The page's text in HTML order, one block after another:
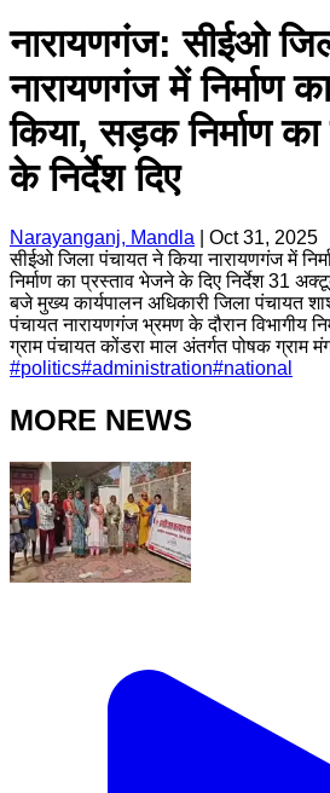
नारायणगंज: सीईओ
नारायणगंज में निर्माण
किया, सड़क निर्माण
के निर्देश दिए
Narayanganj, Mandla
Oct 31, 2025
सीईओ जिला पंचायत ने किया नारायणगंज में
निर्माण का प्रस्ताव भेजने के दिए निर्देश 31
बजे मुख्य कार्यपालन अधिकारी जिला पंचायत
पंचायत नारायणगंज भ्रमण के दौरान विभागीय
ग्राम पंचायत कोंडरा माल अंतर्गत पोषक ग्राम
#politics#administration#national
MORE NEWS